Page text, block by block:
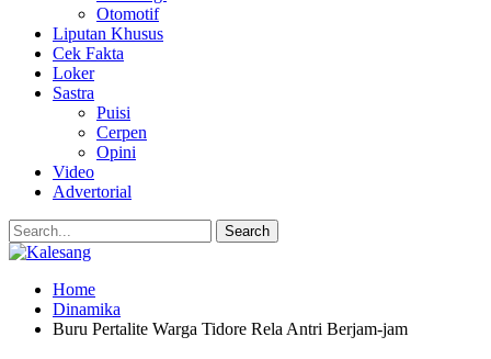
Otomotif
Liputan Khusus
Cek Fakta
Loker
Sastra
Puisi
Cerpen
Opini
Video
Advertorial
Home
Dinamika
Buru Pertalite Warga Tidore Rela Antri Berjam-jam